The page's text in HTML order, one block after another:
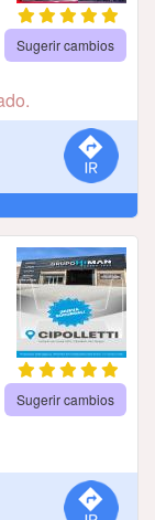
Sugerir cambios
Sugerir cambios